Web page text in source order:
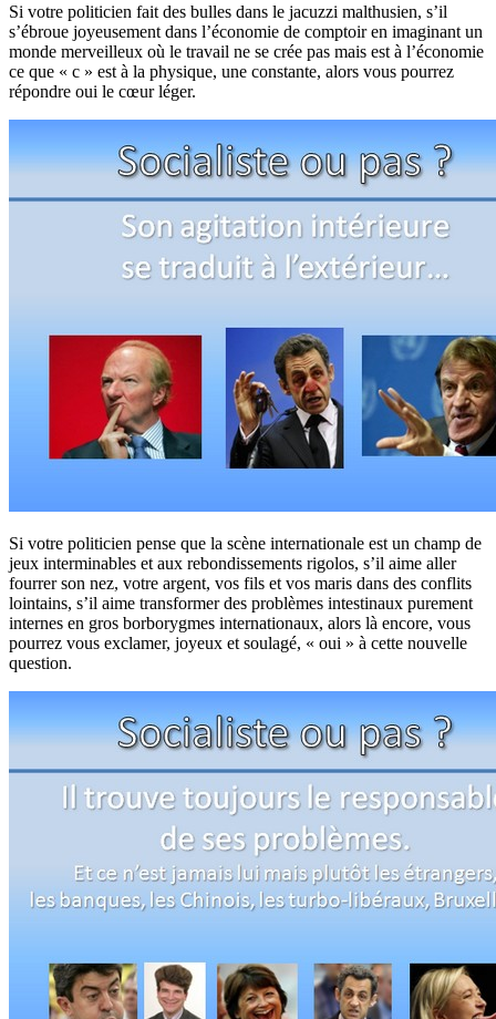
Si votre politicien fait des bulles dans le jacuzzi malthusien, s’il
s’ébroue joyeusement dans l’économie de comptoir en imaginant un
monde merveilleux où le travail ne se crée pas mais est à l’économie
ce que « c » est à la physique, une constante, alors vous pourrez
répondre oui le cœur léger.
Si votre politicien pense que la scène internationale est un champ de
jeux interminables et aux rebondissements rigolos, s’il aime aller
fourrer son nez, votre argent, vos fils et vos maris dans des conflits
lointains, s’il aime transformer des problèmes intestinaux purement
internes en gros borborygmes internationaux, alors là encore, vous
pourrez vous exclamer, joyeux et soulagé, « oui » à cette nouvelle
question.